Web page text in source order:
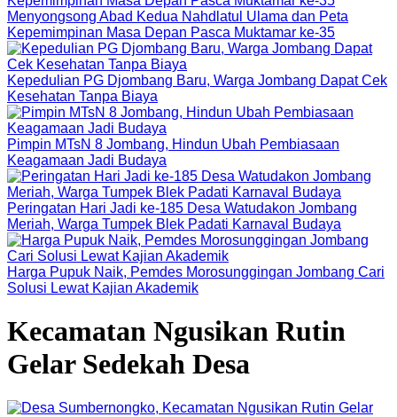
Menyongsong Abad Kedua Nahdlatul Ulama dan Peta
Kepemimpinan Masa Depan Pasca Muktamar ke-35
Kepedulian PG Djombang Baru, Warga Jombang Dapat Cek
Kesehatan Tanpa Biaya
Pimpin MTsN 8 Jombang, Hindun Ubah Pembiasaan
Keagamaan Jadi Budaya
Peringatan Hari Jadi ke-185 Desa Watudakon Jombang
Meriah, Warga Tumpek Blek Padati Karnaval Budaya
Harga Pupuk Naik, Pemdes Morosunggingan Jombang Cari
Solusi Lewat Kajian Akademik
Kecamatan Ngusikan Rutin
Gelar Sedekah Desa